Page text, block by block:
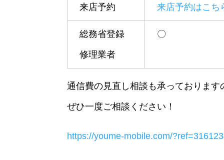
来店予約 来店予約はこち
総務省登録
修理業者
〇
通信費の見直し相談も承っております
ぜひ一度ご相談ください！
https://youme-mobile.com/